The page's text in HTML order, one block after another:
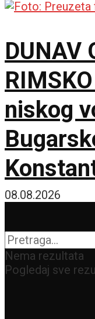
DUNAV
niskog
08.08.2026
Nema rezultata
Pogledaj sve